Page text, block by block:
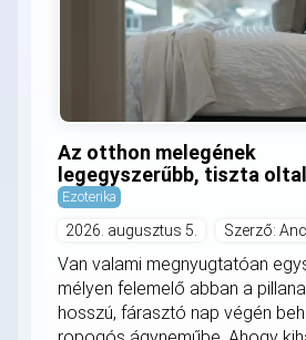
Az otthon melegének
legegyszerűbb, tiszta
Ezoterika
2026. augusztus 5. Szerző:
Van valami megnyugtatóan
mélyen felemelő abban a
hosszú, fárasztó nap végén